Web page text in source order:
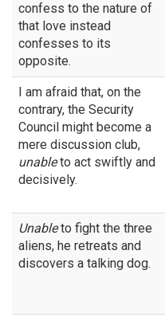
confess to the nature of
that love instead
confesses to its
opposite.
I am afraid that, on the
contrary, the Security
Council might become a
mere discussion club,
unableto act swiftly and
decisively.
Unableto fight the three
aliens, he retreats and
discovers a talking dog.